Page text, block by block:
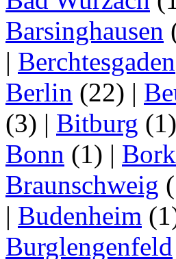
Barsinghausen
| Berchtesgaden
Berlin (22) |
(3) | Bitburg (1)
Bonn (1) |
Braunschweig
| Budenheim
Burglengenfeld